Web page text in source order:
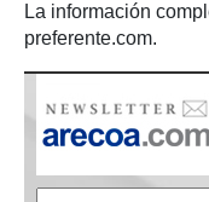
La información
preferente.com.